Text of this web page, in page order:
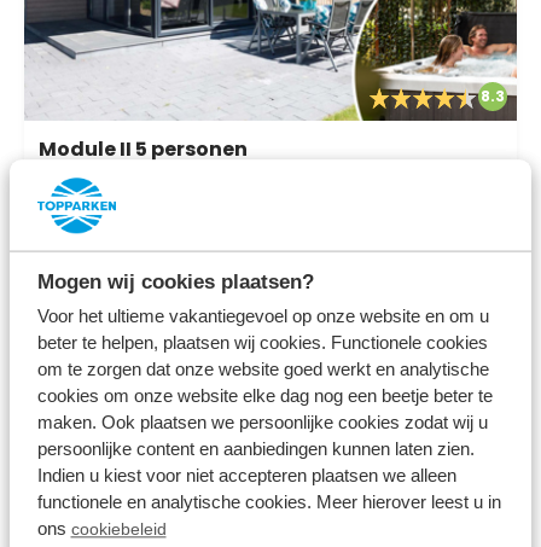
Mogen wij cookies plaatsen?
Voor het ultieme vakantiegevoel op onze website en om u
beter te helpen, plaatsen wij cookies. Functionele cookies
om te zorgen dat onze website goed werkt en analytische
cookies om onze website elke dag nog een beetje beter te
maken. Ook plaatsen we persoonlijke cookies zodat wij u
persoonlijke content en aanbiedingen kunnen laten zien.
Indien u kiest voor niet accepteren plaatsen we alleen
functionele en analytische cookies. Meer hierover leest u in
ons cookiebeleid
8.3
Module II 5 personen
Wellness (Spa)
Landgoed de Scheleberg
Lunteren, Gelderland
5 1 1
vr 14 augustus - ma 17 augustus
3 nachten 657
incl. toeslagen
voor 2 personen